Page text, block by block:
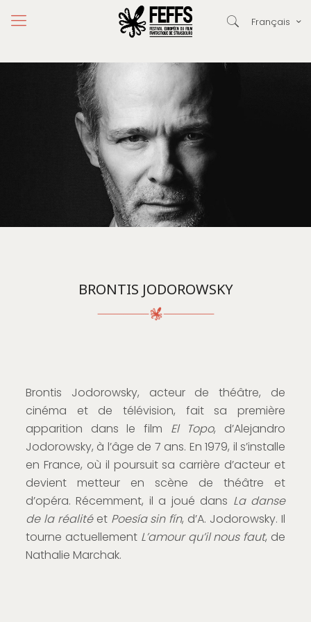
Français
BRONTIS JODOROWSKY
Brontis Jodorowsky, acteur de théâtre, de
cinéma et de télévision, fait sa première
apparition dans le film El Topo, d’Alejandro
Jodorowsky, à l’âge de 7 ans. En 1979, il s’installe
en France, où il poursuit sa carrière d’acteur et
devient metteur en scène de théâtre et
d’opéra. Récemment, il a joué dans La danse
de la réalitéet Poesía sin fín, d’A. Jodorowsky. Il
tourne actuellement L’amour qu’il nous faut, de
Nathalie Marchak.